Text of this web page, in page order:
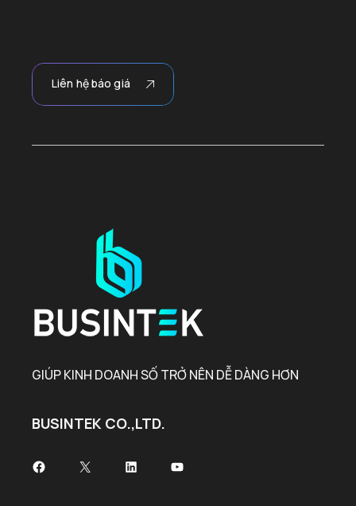
Liên hệ báo giá
GIÚP KINH DOANH SỐ TRỞ NÊN DỄ DÀNG HƠN
BUSINTEK CO.,LTD.
Facebook
X LinkedInYoutube